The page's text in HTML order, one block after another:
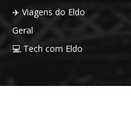
✈️ Viagens do Eldo
Geral
💻 Tech com Eldo